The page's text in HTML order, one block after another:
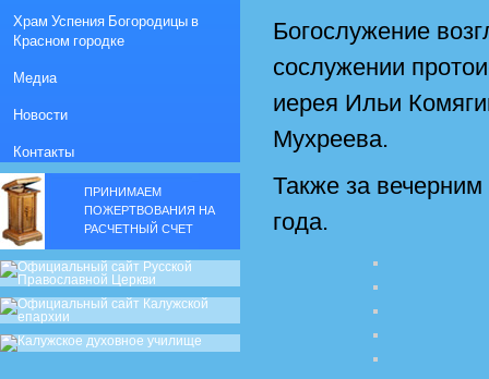
Богослужение
сослужении
иерея Ильи
Мухреева.
Также за
года.
Храм Успения Богородицы в
Красном городке
Медиа
Новости
Контакты
ПРИНИМАЕМ
ПОЖЕРТВОВАНИЯ НА
РАСЧЕТНЫЙ СЧЕТ